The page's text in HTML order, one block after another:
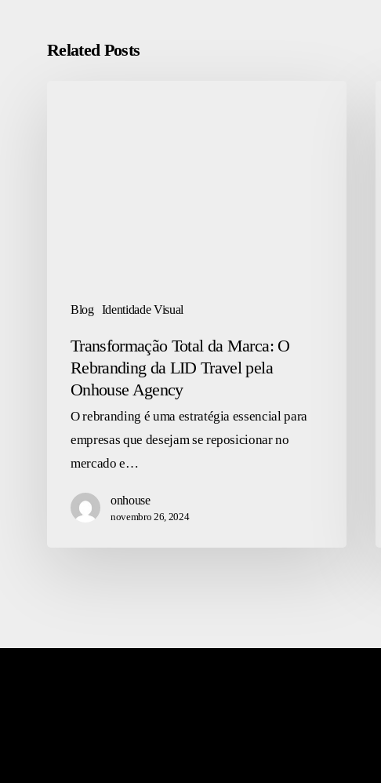
Related Posts
Blog Identidade Visual
AgencyTransformação Total da Marca: O
Rebranding da LID Travel pela
Onhouse Agency
O rebranding é uma estratégia essencial para
empresas que desejam se reposicionar no
mercado e…
onhouse
novembro 26, 2024